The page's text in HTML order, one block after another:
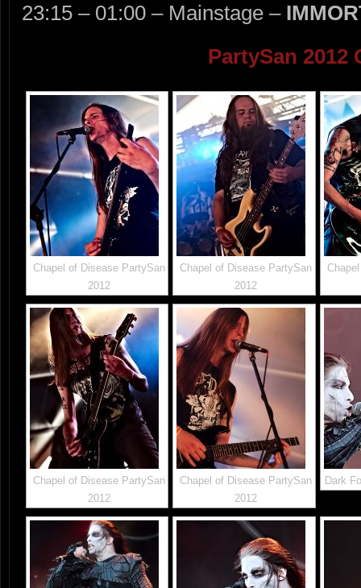
23:15 – 01:00 – Mainstage –
PartySan 2012
Chapel of Disease PartySan
2012
Chapel of Disease PartySan
2012
Chapel of Disease PartySan
2012
Chapel of Disease PartySan
2012
Dark